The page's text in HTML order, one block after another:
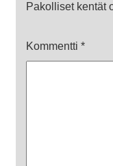
Pakolliset kentät
Kommentti *